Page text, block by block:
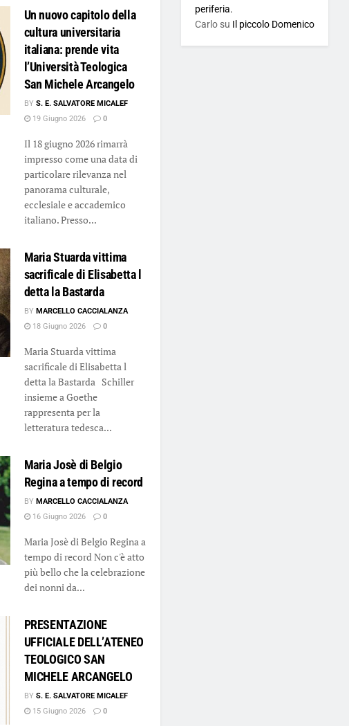
Un nuovo capitolo della
cultura universitaria
italiana: prende vita
l’Università Teologica
San Michele Arcangelo
BY S. E. SALVATORE MICALEF
19 Giugno 2026
0
Il 18 giugno 2026 rimarrà
impresso come una data di
particolare rilevanza nel
panorama culturale,
ecclesiale e accademico
italiano. Presso...
Maria Stuarda vittima
sacrificale di Elisabetta l
detta la Bastarda
BY MARCELLO CACCIALANZA
18 Giugno 2026
0
Maria Stuarda vittima
sacrificale di Elisabetta l
detta la Bastarda Schiller
insieme a Goethe
rappresenta per la
letteratura tedesca...
Maria Josè di Belgio
Regina a tempo di record
BY MARCELLO CACCIALANZA
16 Giugno 2026
0
Maria Josè di Belgio Regina a
tempo di record Non c'è atto
più bello che la celebrazione
dei nonni da...
PRESENTAZIONE
UFFICIALE DELL’ATENEO
TEOLOGICO SAN
MICHELE ARCANGELO
BY S. E. SALVATORE MICALEF
15 Giugno 2026
0
periferia.
Carlosu Il piccolo Domenico